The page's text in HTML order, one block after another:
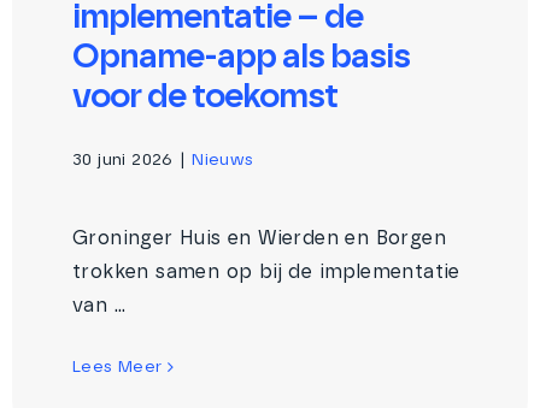
implementatie – de
Opname-app als basis
voor de toekomst
30 juni 2026 Nieuws
Groninger Huis en Wierden en Borgen
trokken samen op bij de implementatie
van ...
Lees Meer